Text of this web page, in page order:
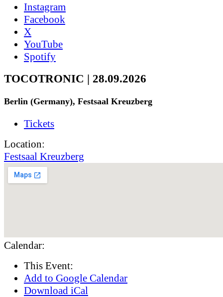
Instagram
Facebook
X
YouTube
Spotify
TOCOTRONIC | 28.09.2026
Berlin (Germany), Festsaal Kreuzberg
Tickets
Location:
Festsaal Kreuzberg
Calendar:
This Event:
Add to Google Calendar
Download iCal